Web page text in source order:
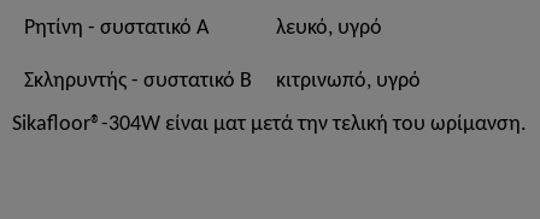
Ρητίνη - συστατικό A λευκό, υγρό
Σκληρυντής - συστατικό B
κιτρινωπό, υγρό
Sikafloor®-304W είναι ματ μετά την τελική του ωρίμανση.